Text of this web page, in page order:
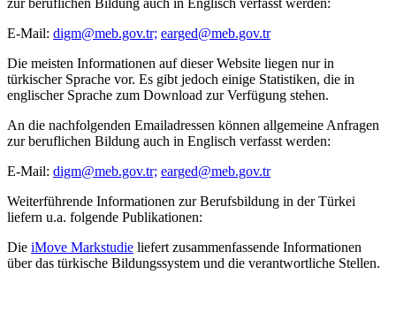
E-Mail: digm@meb.gov.tr; earged@meb.gov.tr
Die meisten Informationen auf dieser Website liegen nur in
türkischer Sprache vor. Es gibt jedoch einige Statistiken, die in
englischer Sprache zum Download zur Verfügung stehen.
An die nachfolgenden Emailadressen können allgemeine Anfragen
zur beruflichen Bildung auch in Englisch verfasst werden:
E-Mail: digm@meb.gov.tr; earged@meb.gov.tr
Weiterführende Informationen zur Berufsbildung in der Türkei
liefern u.a. folgende Publikationen:
Die iMove Markstudie liefert zusammenfassende Informationen
über das türkische Bildungssystem und die verantwortliche Stellen.